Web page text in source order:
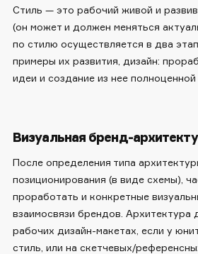
Стиль — это рабочий живой и
(он может и должен меняться
по стилю осуществляется в два
примеры их развития, дизайн:
идеи и создание из нее полноценной
Визуальная бренд-
После определения типа
позиционирования (в виде схемы),
проработать и конкретные
взаимосвязи брендов. Архитектура
рабочих дизайн-макетах, если у
стиль, или на скетчевых/